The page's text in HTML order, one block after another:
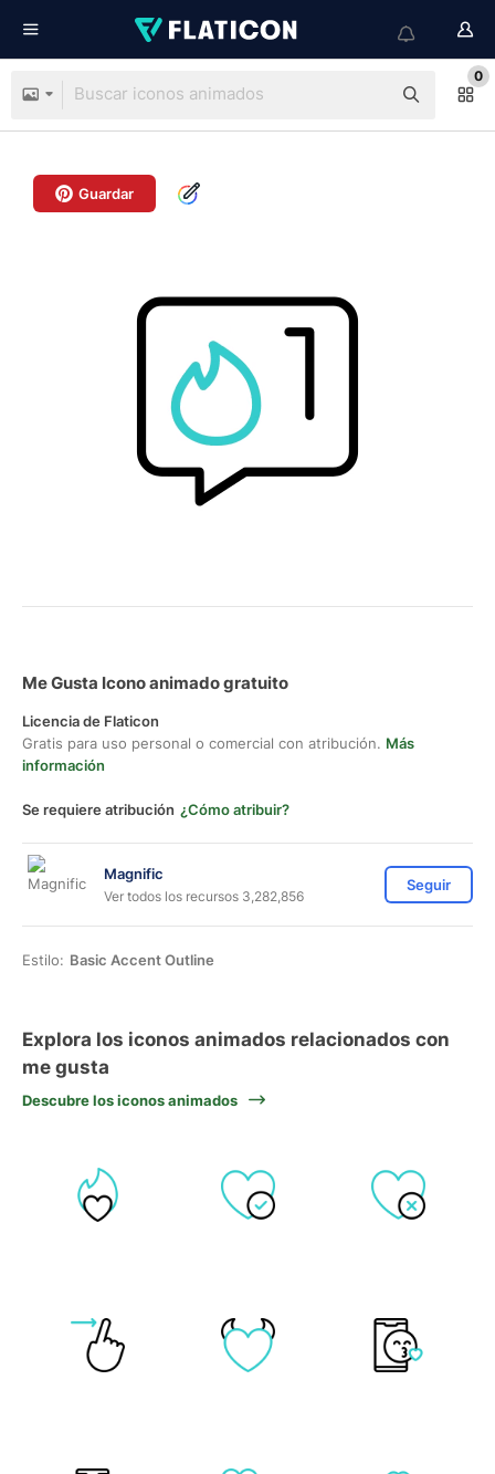
0
Guardar
Me Gusta Icono animado gratuito
Licencia de Flaticon
Gratis para uso personal o comercial con atribución. Más
información
Se requiere atribución ¿Cómo atribuir?
Magnific
Ver todos los recursos 3,282,856
Seguir
Estilo: Basic Accent Outline
Explora los iconos animados relacionados con
me gusta
Descubre los iconos animados